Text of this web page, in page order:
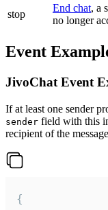
stop
End chat, a
no longer
Event
JivoChat Event
If at least one sender
sender field with this
recipient of the
{